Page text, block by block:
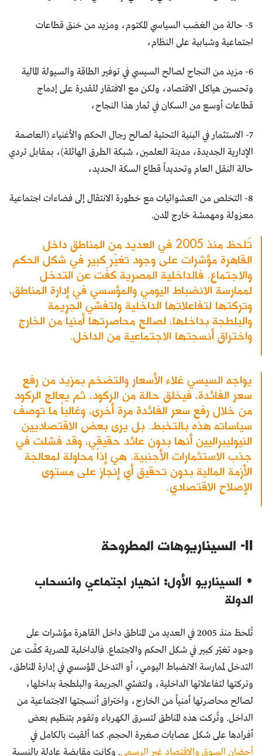
5- حالة من الغضب السياسي المكتوم، ومزيد من حَنق قطاعات
اجتماعية وشبابية على النظام،
6- مزيد من النجاح لصالح السيسي في توفير الطاقة والسيولة المالية
وتحسين هياكل الاقتصاد، ولكن مع الافتقار للقدرة على إدماج
قطاعات أوسع من السكان في ثمار هذا النجاح،
7- الاستثمار في البنية التحتية لصالح رجال الحكم والأغنياء (العاصمة
الإدارية الجديدة، مدينة العلمين، شبكة الطرق الهائلة)، بمقابل تردي
حالة النقل العام وتحديداً قطاع السكة الحديد،
8- التخلص من العشوائيات مع خطورة الانتقال إلى فضاءات اجتماعية
معزولة ومهمشة خارج المدن.
تُلحظ منذ 2005 في العديد من المناطق داخل
القاهرة مؤشرات على وجود تغيّر كبير في شكل الحكم
والاجتماع. فالداخلية المصرية كفّت عن التدخل
لممارسة الانضباط اليومي والمؤسسي في إدارة المناطق،
وتركتها لتفاعلاتها الداخلية ولتفشي الجريمة
والبلطجة بداخلها، لصالح محاصرتها أمنياً من الخارج
واختراق أنسجتها الاجتماعية من الداخل.
يواجه السيسي غلاء الأسعار والتضخم بمزيد من رفع
سعر الفائدة، فيخلق حالة من الركود، ثم يعالج الركود
من خلال رفع سعر الفائدة مرة أخرى، وغالباً ما توصف
سياساته هذه بالتخبط. بل يرى بعض الاقتصاديين
النيوليبراليين أنها بدون عائد حقيقي، وقد فشلت في
جذب الاستثمارات الأجنبية. هي إذاً محاولة لمعالجة
الأزمة المالية بدون تحقيق أي إنجاز على مستوى
الإصلاح الاقتصادي.
II- السيناريوهات المطروحة
• السيناريو الأول: انهيار اجتماعي وانسحاب
الدولة
تُلحظ منذ 2005 في العديد من المناطق داخل القاهرة مؤشرات على
وجود تغيّر كبير في شكل الحكم والاجتماع. فالداخلية المصرية كفّت عن
التدخل لممارسة الانضباط اليومي، أو التدخل المؤسسي في إدارة المناطق،
وتركتها لتفاعلاتها الداخلية، ولتفشي الجريمة والبلطجة بداخلها،
لصالح محاصرتها أمنياً من الخارج، واختراق أنسجتها الاجتماعية من
الداخل. وتُركت هذه المناطق لتسرق الكهرباء وتقوم بتنظيم بعض
أفرادها على شكل عصابات صغيرة الحجم. كما ألقيت بالكامل في
أحضان السوق والاقتصاد غير الرسمي. وكانت مقايضة عادلة بالنسبة